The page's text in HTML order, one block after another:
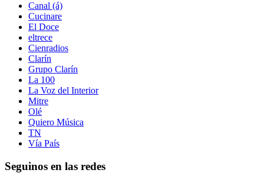
Canal (á)
Cucinare
El Doce
eltrece
Cienradios
Clarín
Grupo Clarín
La 100
La Voz del Interior
Mitre
Olé
Quiero Música
TN
Vía País
Seguinos en las redes